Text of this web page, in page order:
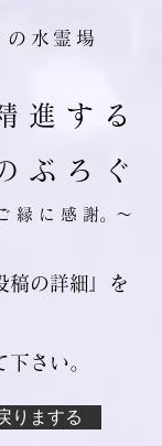
の水霊場
進 す る
ぶ ろ ぐ
縁 に 感 謝。～
稿の詳細』を
さい。
りまする